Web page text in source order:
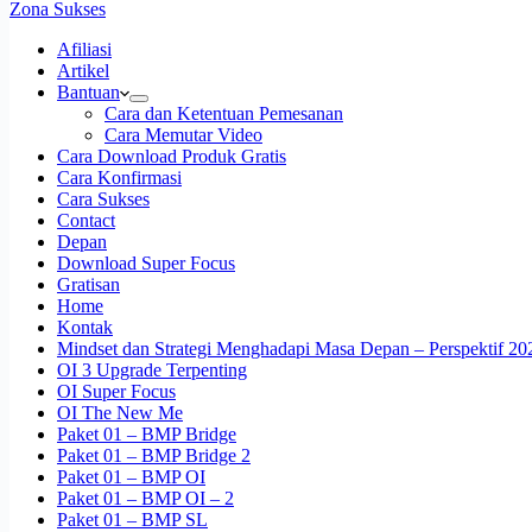
Zona Sukses
Afiliasi
Artikel
Bantuan
Cara dan Ketentuan Pemesanan
Cara Memutar Video
Cara Download Produk Gratis
Cara Konfirmasi
Cara Sukses
Contact
Depan
Download Super Focus
Gratisan
Home
Kontak
Mindset dan Strategi Menghadapi Masa Depan – Perspektif
OI 3 Upgrade Terpenting
OI Super Focus
OI The New Me
Paket 01 – BMP Bridge
Paket 01 – BMP Bridge 2
Paket 01 – BMP OI
Paket 01 – BMP OI – 2
Paket 01 – BMP SL